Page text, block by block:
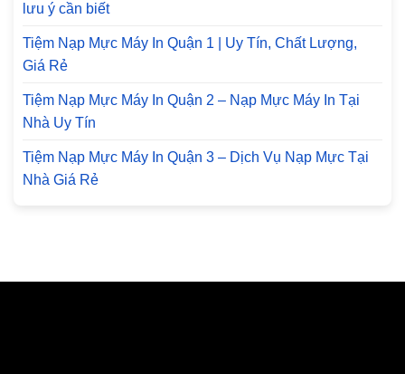
lưu ý cần biết
Tiệm Nạp Mực Máy In Quận 1 | Uy Tín, Chất Lượng,
Giá Rẻ
Tiệm Nạp Mực Máy In Quận 2 – Nạp Mực Máy In Tại
Nhà Uy Tín
Tiệm Nạp Mực Máy In Quận 3 – Dịch Vụ Nạp Mực Tại
Nhà Giá Rẻ